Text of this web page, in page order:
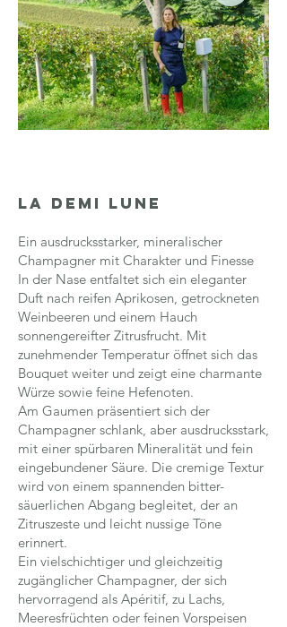
lA dEMI lUNE​​
Ein ausdrucksstarker, mineralischer
Champagner mit Charakter und Finesse
In der Nase entfaltet sich ein eleganter
Duft nach reifen Aprikosen, getrockneten
Weinbeeren und einem Hauch
sonnengereifter Zitrusfrucht. Mit
zunehmender Temperatur öffnet sich das
Bouquet weiter und zeigt eine charmante
Würze sowie feine Hefenoten.
Am Gaumen präsentiert sich der
Champagner schlank, aber ausdrucksstark,
mit einer spürbaren Mineralität und fein
eingebundener Säure. Die cremige Textur
wird von einem spannenden bitter-
säuerlichen Abgang begleitet, der an
Zitruszeste und leicht nussige Töne
erinnert.
Ein vielschichtiger und gleichzeitig
zugänglicher Champagner, der sich
hervorragend als Apéritif, zu Lachs,
Meeresfrüchten oder feinen Vorspeisen